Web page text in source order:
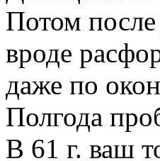
Потом после
вроде
даже по
Полгода
В 61 г. ваш